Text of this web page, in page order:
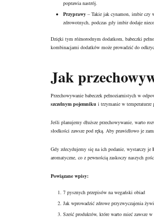
poprawia nastrój.
Przyprawy – Takie jak cynamon, imbir czy
zdrowotnych, podczas gdy imbir dodaje
Dzięki tym różnorodnym dodatkom, babeczki
kombinacjami dodatków może prowadzić do
Jak
Przechowywanie babeczek pełnoziarnistych w
szczelnym pojemniku i trzymanie w
Jeśli planujemy dłuższe przechowywanie, warto
słodkości zawsze pod ręką. Aby prawidłowo je
Gdy zdecydujemy się na ich podanie, wystarczy je
aromatyczne, co z pewnością zaskoczy naszych
Powiązane wpisy:
7 pysznych przepisów na wegański obiad
Jak wprowadzić zdrowe przyzwyczajenia
Sześć produktów, które warto mieć zawsze